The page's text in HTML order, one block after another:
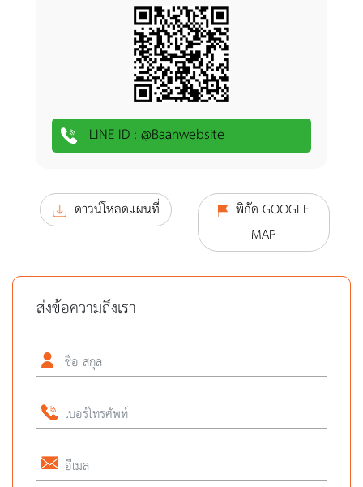
LINE ID :@Baanwebsite
ดาวน์โหลดแผนที่
พิกัด GOOGLE
MAP
ส่งข้อความถึงเรา